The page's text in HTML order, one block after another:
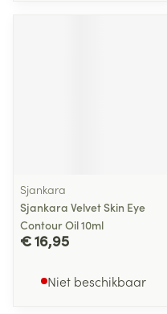
Sjankara
Sjankara Velvet Skin Eye
Contour Oil 10ml
€ 16,95
Niet beschikbaar